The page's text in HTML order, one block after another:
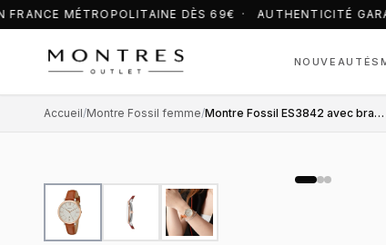
MÉTROPOLITAINE DÈS 69€ · AUTHENTICITÉ
NOUVEAUTÉS
Accueil/Montre Fossil femme/ Montre Fossil ES3842 avec bracelet fin en cuir marron